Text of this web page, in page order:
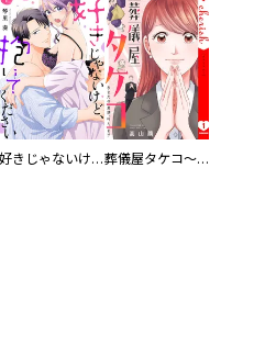
好きじゃないけど、抱いてください【電子単行本版／特典おまけ付き】 葬儀屋タケコ～あなたの最期、叶えます【電子単行本版】